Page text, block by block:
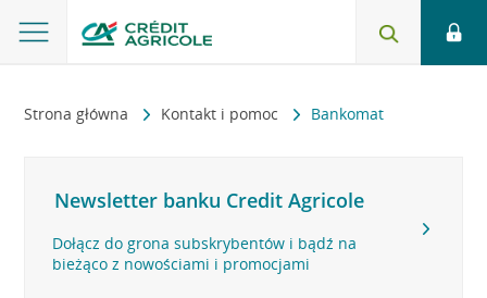
Strona główna Kontakt i pomoc Bankomat
Newsletter banku Credit Agricole
Dołącz do grona subskrybentów i bądź na
bieżąco z nowościami i promocjami